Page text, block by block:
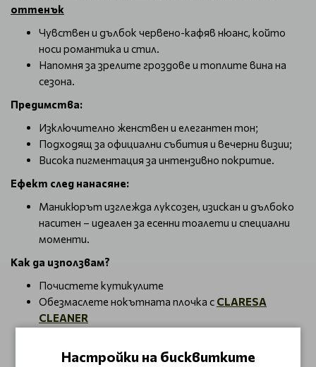
оттенък
Чувствен и дълбок червено-кафяв нюанс, който
носи романтика и стил.
Напомня за зрелите гроздове и топлите вина на
сезона.
Предимства:
Изключително женствен и елегантен тон;
Подходящ за официални събития и вечерни визии;
Висока пигментация за интензивно покритие.
Ефект след нанасяне:
Маникюрът изглежда луксозен, изискан и дълбоко
наситен – идеален за есенни тоалети и специални
моменти.
Как да използвам?
Почистете кутикулите
Обезмаслете нокътната плочка с CLARESA
CLEANER
плочка и го втвърдете сUV / LED
лампа
Настройки на бисквитките